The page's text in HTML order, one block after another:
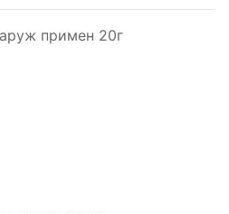
примен 20г